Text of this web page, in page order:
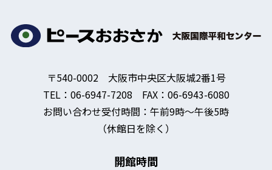
〒540-0002 大阪市中央区大阪城2番1号
TEL：06-6947-7208 FAX：06-6943-6080
お問い合わせ受付時間：午前9時～午後5時
（休館日を除く）
開館時間